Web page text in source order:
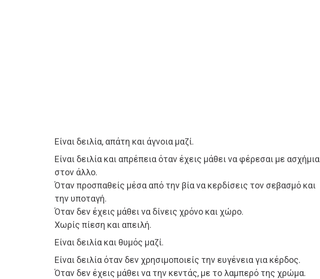
Είναι δειλία, απάτη και άγνοια μαζί.
Είναι δειλία και απρέπεια όταν έχεις μάθει να φέρεσαι με ασχήμια
στον άλλο.
Όταν προσπαθείς μέσα από την βία να κερδίσεις τον σεβασμό και
την υποταγή.
Όταν δεν έχεις μάθει να δίνεις χρόνο και χώρο.
Χωρίς πίεση και απειλή.
Είναι δειλία και θυμός μαζί.
Είναι δειλία όταν δεν χρησιμοποιείς την ευγένεια για κέρδος.
Όταν δεν έχεις μάθει να την κεντάς, με το λαμπερό της χρώμα.